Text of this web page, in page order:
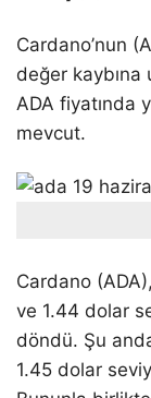
Cardano’nun
değer kaybına
ADA fiyatında
mevcut.
Cardano
ve 1.44 dolar
döndü. Şu
1.45 dolar